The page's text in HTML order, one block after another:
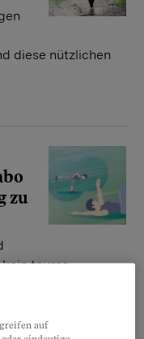
diese nützlichen
zu
teures
auf